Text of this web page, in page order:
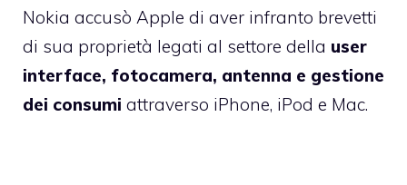
Nokia accusò Apple di aver infranto brevetti
di sua proprietà legati al settore della user
interface, fotocamera, antenna e gestione
dei consumi attraverso iPhone, iPod e Mac.